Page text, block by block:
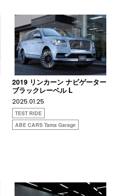
2019 リンカーン ナビゲーター
ブラックレーベル L
2025.01.25
TEST RIDE
ABE CARS Tama Garage